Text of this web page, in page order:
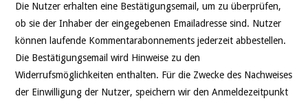
Die Nutzer erhalten eine Bestätigungsemail, um zu überprüfen,
ob sie der Inhaber der eingegebenen Emailadresse sind. Nutzer
können laufende Kommentarabonnements jederzeit abbestellen.
Die Bestätigungsemail wird Hinweise zu den
Widerrufsmöglichkeiten enthalten. Für die Zwecke des Nachweises
der Einwilligung der Nutzer, speichern wir den Anmeldezeitpunkt